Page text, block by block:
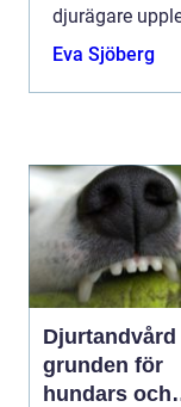
djurägare
transportera ...
Eva Sjöberg
Djurtandvård
grunden för
hundars och